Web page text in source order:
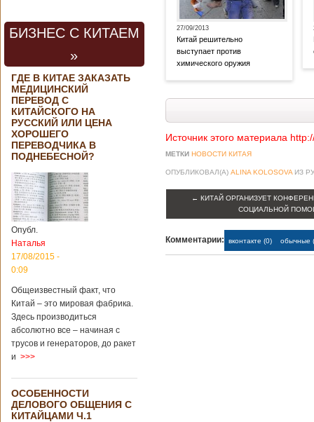
БИЗНЕС С КИТАЕМ
»
ГДЕ В КИТАЕ ЗАКАЗАТЬ
МЕДИЦИНСКИЙ
ПЕРЕВОД С
КИТАЙСКОГО НА
РУССКИЙ ИЛИ ЦЕНА
ХОРОШЕГО
ПЕРЕВОДЧИКА В
ПОДНЕБЕСНОЙ?
Опубл.
Наталья
17/08/2015 -
0:09
Общеизвестный факт, что
Китай – это мировая фабрика.
Здесь производиться
абсолютно все – начиная с
трусов и генераторов, до ракет
и >>>
ОСОБЕННОСТИ
ДЕЛОВОГО ОБЩЕНИЯ С
КИТАЙЦАМИ Ч.1
27/09/2013
Китай решительно
выступает против
химического оружия
Источник этого материала
МЕТКИ НОВОСТИ КИТАЯ
ОПУБЛИКОВАЛ(А) ALINA KOLOSOVA ИЗ
← КИТАЙ ОРГАНИЗУЕТ
СОЦИАЛЬНОЙ
Комментарии: вконтакте (0) обычные